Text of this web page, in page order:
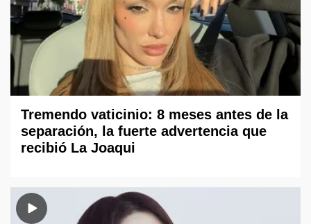
Tremendo vaticinio: 8 meses antes de la
separación, la fuerte advertencia que
recibió La Joaqui